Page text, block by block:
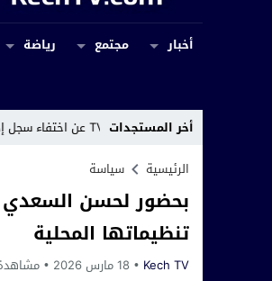
أخبار مجتمع رياضة
أخر المستجدات
الرئيسية
سياسة
بحضور لحسن السعدي
تنظيماتها المحلية
Kech TV 18 مارس 2026